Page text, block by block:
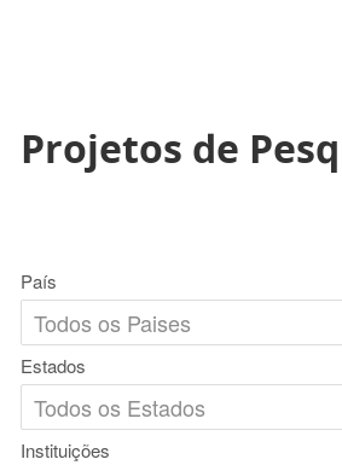
Projetos de
País
Estados
Instituições